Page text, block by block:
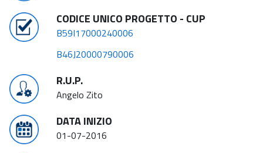
CODICE UNICO PROGETTO - CUP
B59I17000240006
B46J20000790006
R.U.P.
Angelo Zito
DATA INIZIO
01-07-2016